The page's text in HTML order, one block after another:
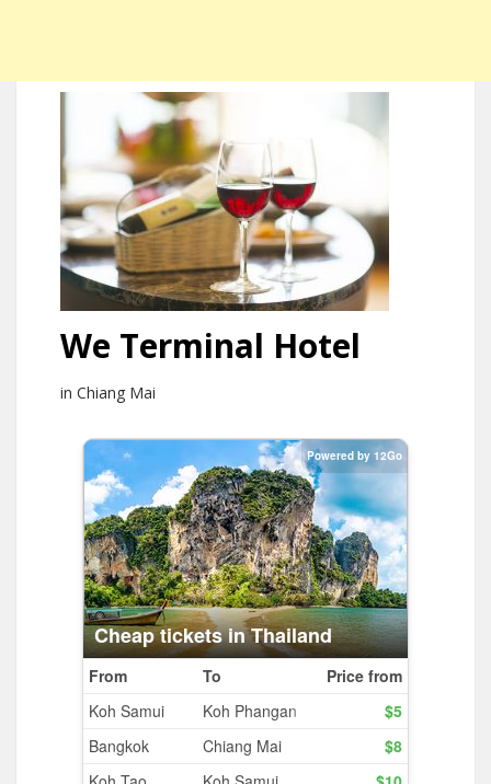
We Terminal Hotel
in Chiang Mai